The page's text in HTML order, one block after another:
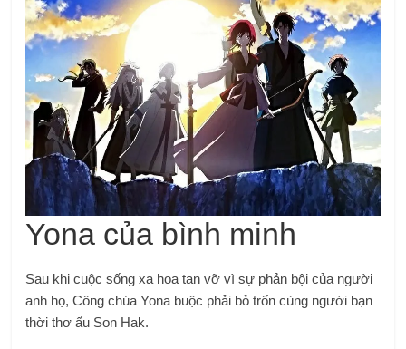
Yona của bình minh
Sau khi cuộc sống xa hoa tan vỡ vì sự phản bội của người
anh họ, Công chúa Yona buộc phải bỏ trốn cùng người bạn
thời thơ ấu Son Hak.